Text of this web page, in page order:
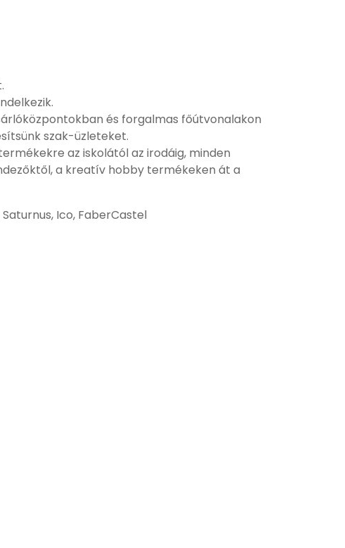
és forgalmas főútvonalakon
szak-üzleteket.
az iskolától az irodáig, minden
a kreatív hobby termékeken át a
Ico, FaberCastel